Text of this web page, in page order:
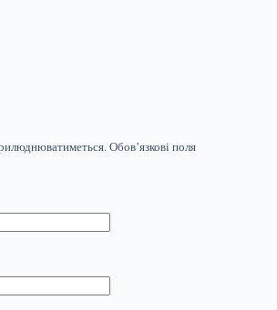
Обов’язкові поля